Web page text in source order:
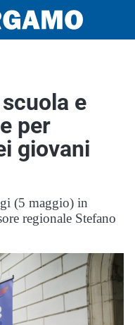
e
per
giovani
(5 maggio) in
regionale Stefano